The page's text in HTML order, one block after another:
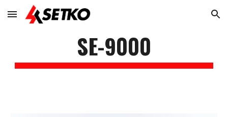
Skip to main content Skip to navigation
SE-9000